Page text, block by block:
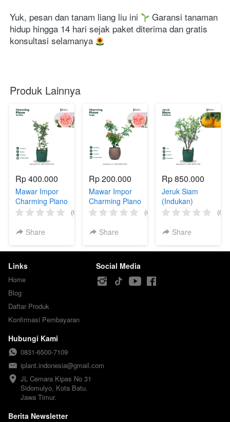
Yuk, pesan dan tanam liang liu ini
Garansi tanaman
hidup hingga 14 hari sejak paket diterima dan gratis
konsultasi selamanya
Produk Lainnya
Rp 400.000
Mawar Impor
Charming Piano
(Jumbo)
(0)
Share
Rp 200.000
Mawar Impor
Charming Piano
(Large)
(0)
Share
Rp 850.000
Jeruk Siam
(Indukan)
(0)
Share
Links
Home
Blog
Daftar Produk
Konfirmasi Pembayaran
Social Media
Hubungi Kami
0831-6500-7109
iplant.indonesia@gmail.com
JL Cemara Kipas No 31
Sidomulyo, Kota Batu.
Jawa Timur.
Berita Newsletter